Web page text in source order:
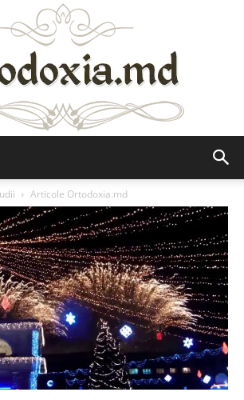
Articole Ortodoxia.md